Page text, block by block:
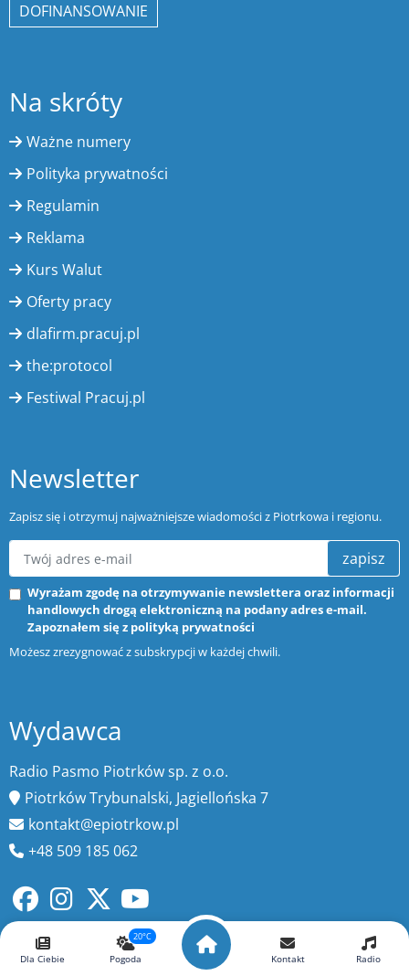
DOFINANSOWANIE
Na skróty
Ważne numery
Polityka prywatności
Regulamin
Reklama
Kurs Walut
Oferty pracy
dlafirm.pracuj.pl
the:protocol
Festiwal Pracuj.pl
Newsletter
Zapisz się i otrzymuj najważniejsze wiadomości z Piotrkowa i regionu.
zapisz
Wyrażam zgodę na otrzymywanie newslettera oraz informacji
handlowych drogą elektroniczną na podany adres e-mail.
Zapoznałem się z polityką prywatności
Możesz zrezygnować z subskrypcji w każdej chwili.
Wydawca
Radio Pasmo Piotrków sp. z o.o.
Piotrków Trybunalski, Jagiellońska 7
kontakt@epiotrkow.pl
+48 509 185 062
Dla Ciebie
20°C
Pogoda Kontakt Radio